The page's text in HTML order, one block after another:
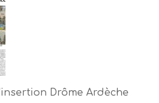
Drôme Ardèche